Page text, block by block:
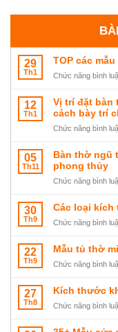
29
Th1
TOP các
Chức năng bình
12
Th1
Vị trí đặt bàn
cách bày trí
Chức năng bình
05
Th11
Bàn thờ ngũ
phong thủy
Chức năng bình
30
Th9
Các loại
Chức năng bình
22
Th9
Mẫu tủ thờ
Chức năng bình
27
Th8
Kích thước
Chức năng bình